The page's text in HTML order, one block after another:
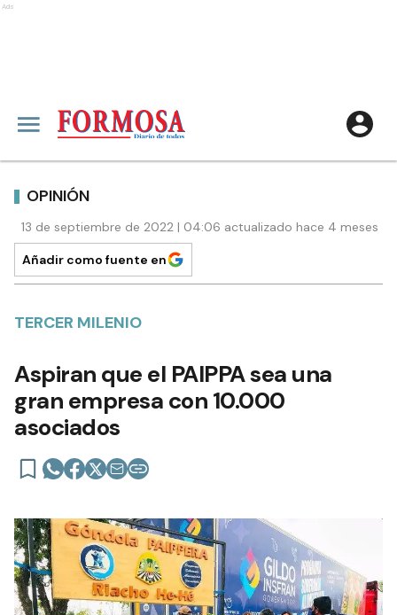
Ads
OPINIÓN
13 de septiembre de 2022 | 04:06 actualizado hace 4 meses
Añadir como fuente en
TERCER MILENIO
Aspiran que el PAIPPA sea una
gran empresa con 10.000
asociados